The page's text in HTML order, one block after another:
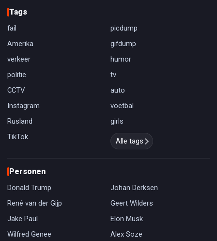
Tags
fail
picdump
Amerika
gifdump
verkeer
humor
politie
tv
CCTV
auto
Instagram
voetbal
Rusland
girls
TikTok
Alle tags
Personen
Donald Trump
Johan Derksen
René van der Gijp
Geert Wilders
Jake Paul
Elon Musk
Wilfred Genee
Alex Soze